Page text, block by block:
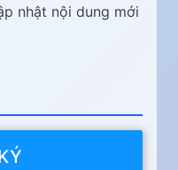
nhật nội dung mới